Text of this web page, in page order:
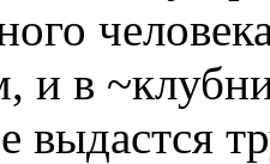
и в
выдастся